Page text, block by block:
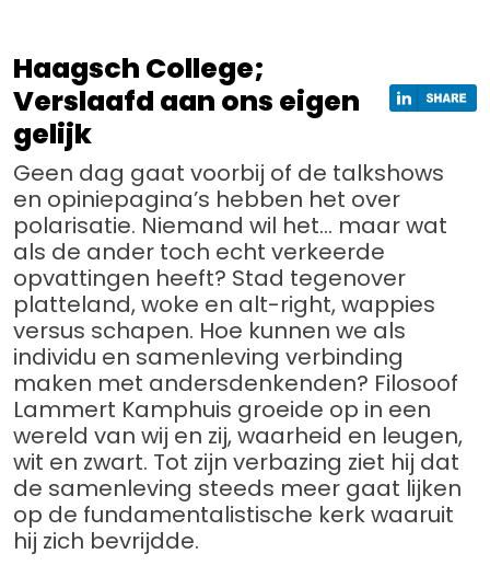
Haagsch College;
Verslaafd aan ons eigen
gelijk
Geen dag gaat voorbij of de talkshows
en opiniepagina’s hebben het over
polarisatie. Niemand wil het… maar wat
als de ander toch echt verkeerde
opvattingen heeft? Stad tegenover
platteland, woke en alt-right, wappies
versus schapen. Hoe kunnen we als
individu en samenleving verbinding
maken met andersdenkenden? Filosoof
Lammert Kamphuis groeide op in een
wereld van wij en zij, waarheid en leugen,
wit en zwart. Tot zijn verbazing ziet hij dat
de samenleving steeds meer gaat lijken
op de fundamentalistische kerk waaruit
hij zich bevrijdde.